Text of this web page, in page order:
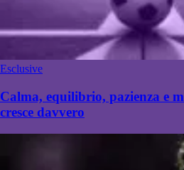
Esclusive
Calma, equilibrio, pazienza e
cresce davvero